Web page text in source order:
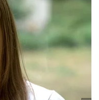
शिलान्यास भी होगा।